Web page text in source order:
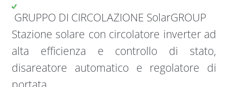
GRUPPO DI CIRCOLAZIONE SolarGROUP
Stazione solare con circolatore inverter ad
alta efficienza e controllo di stato,
disareatore automatico e regolatore di